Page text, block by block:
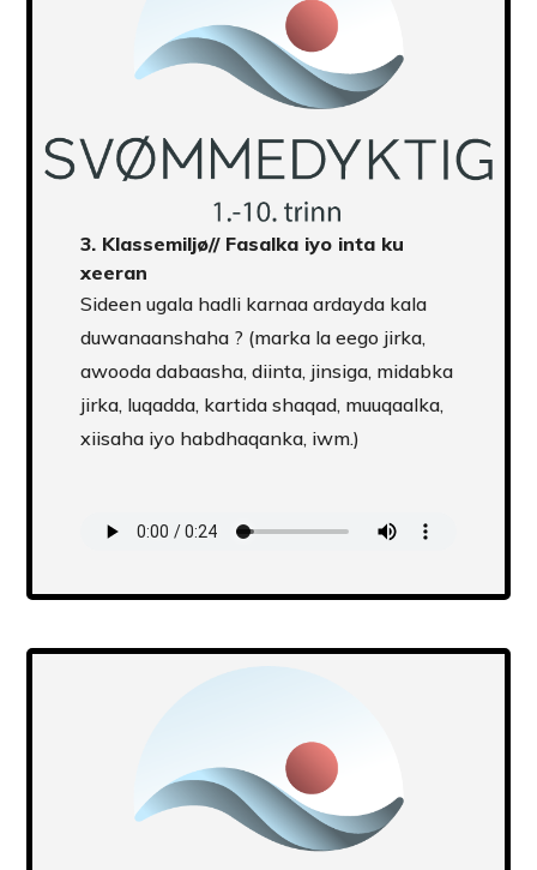
3. Klassemiljø// Fasalka iyo inta ku
xeeran
Sideen ugala hadli karnaa ardayda kala
duwanaanshaha ? (marka la eego jirka,
awooda dabaasha, diinta, jinsiga, midabka
jirka, luqadda, kartida shaqad, muuqaalka,
xiisaha iyo habdhaqanka, iwm.)